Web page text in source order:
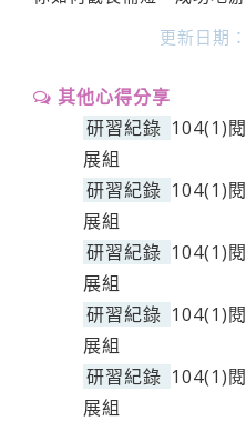
更新日期
其他心得分享
研習紀錄 104(1)
展組
研習紀錄 104(1)
展組
研習紀錄 104(1)
展組
研習紀錄 104(1)
展組
研習紀錄 104(1)
展組